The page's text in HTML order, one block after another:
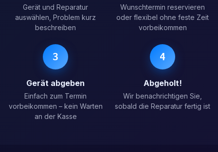
Gerät und Reparatur
auswählen, Problem kurz
beschreiben
Wunschtermin reservieren
oder flexibel ohne feste Zeit
vorbeikommen
3
Gerät abgeben
Einfach zum Termin
vorbeikommen – kein Warten
an der Kasse
4
Abgeholt!
Wir benachrichtigen Sie,
sobald die Reparatur fertig ist